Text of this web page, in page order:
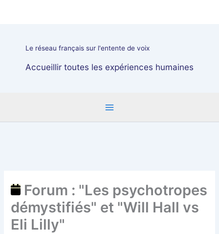
Le réseau français sur l'entente de voix
Accueillir toutes les expériences humaines
Forum : "Les psychotropes
démystifiés" et "Will Hall vs
Eli Lilly"
démystifiés"
Lilly"